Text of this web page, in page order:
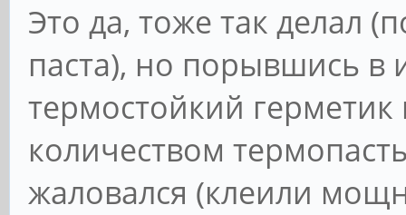
Это да, тоже так делал
паста), но порывшись в
термостойкий
количеством
жаловался (клеили